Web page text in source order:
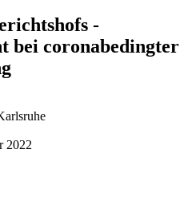
-
bei coronabedingter
2022